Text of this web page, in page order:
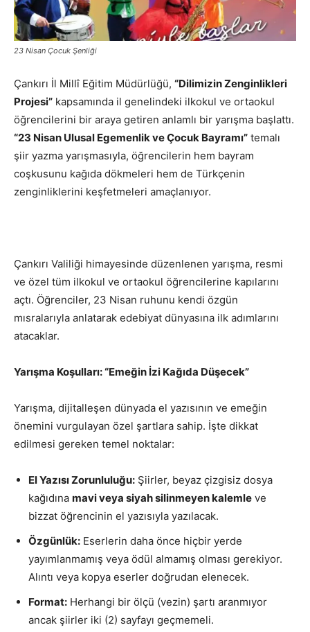
23 Nisan Çocuk Şenliği
Çankırı İl Millî Eğitim Müdürlüğü, “Dilimizin Zenginlikleri
Projesi” kapsamında il genelindeki ilkokul ve ortaokul
öğrencilerini bir araya getiren anlamlı bir yarışma başlattı.
“23 Nisan Ulusal Egemenlik ve Çocuk Bayramı” temalı
şiir yazma yarışmasıyla, öğrencilerin hem bayram
coşkusunu kağıda dökmeleri hem de Türkçenin
zenginliklerini keşfetmeleri amaçlanıyor.
Çankırı Valiliği himayesinde düzenlenen yarışma, resmi
ve özel tüm ilkokul ve ortaokul öğrencilerine kapılarını
açtı. Öğrenciler, 23 Nisan ruhunu kendi özgün
mısralarıyla anlatarak edebiyat dünyasına ilk adımlarını
atacaklar.
Yarışma Koşulları: “Emeğin İzi Kağıda Düşecek”
Yarışma, dijitalleşen dünyada el yazısının ve emeğin
önemini vurgulayan özel şartlara sahip. İşte dikkat
edilmesi gereken temel noktalar:
El Yazısı Zorunluluğu: Şiirler, beyaz çizgisiz dosya
kağıdına mavi veya siyah silinmeyen kalemle ve
bizzat öğrencinin el yazısıyla yazılacak.
Özgünlük: Eserlerin daha önce hiçbir yerde
yayımlanmamış veya ödül almamış olması gerekiyor.
Alıntı veya kopya eserler doğrudan elenecek.
Format: Herhangi bir ölçü (vezin) şartı aranmıyor
ancak şiirler iki (2) sayfayı geçmemeli.